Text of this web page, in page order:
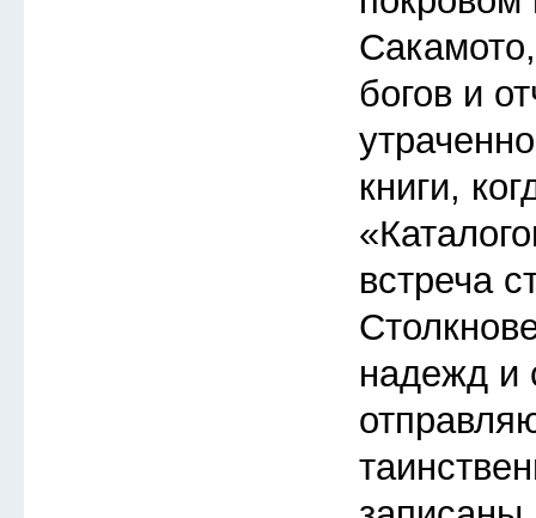
богов и
книги,
встреча
надежд и